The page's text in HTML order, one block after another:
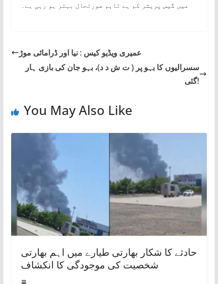
میں گیس پریشر کم ہے تاہم صورتحال بہتر ہو رہی ہے۔
عمیری ویڈیو کیس : نیا اور ڈرامائی موڑ
سسرالیوں کا بہو پر ( ت ش د د)، بہو جان کی بازی ہار
گئی!
You May Also Like
حادثے کا شکار بھارتی طیارے میں اہم بھارتی
شخصیت کی موجودگی کا انکشاف